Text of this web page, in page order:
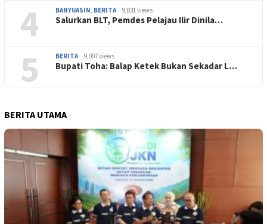
4 BANYUASIN, BERITA 9,031 views
Salurkan BLT, Pemdes Pelajau Ilir Dinila…
5 BERITA 9,007 views
Bupati Toha: Balap Ketek Bukan Sekadar L…
BERITA UTAMA